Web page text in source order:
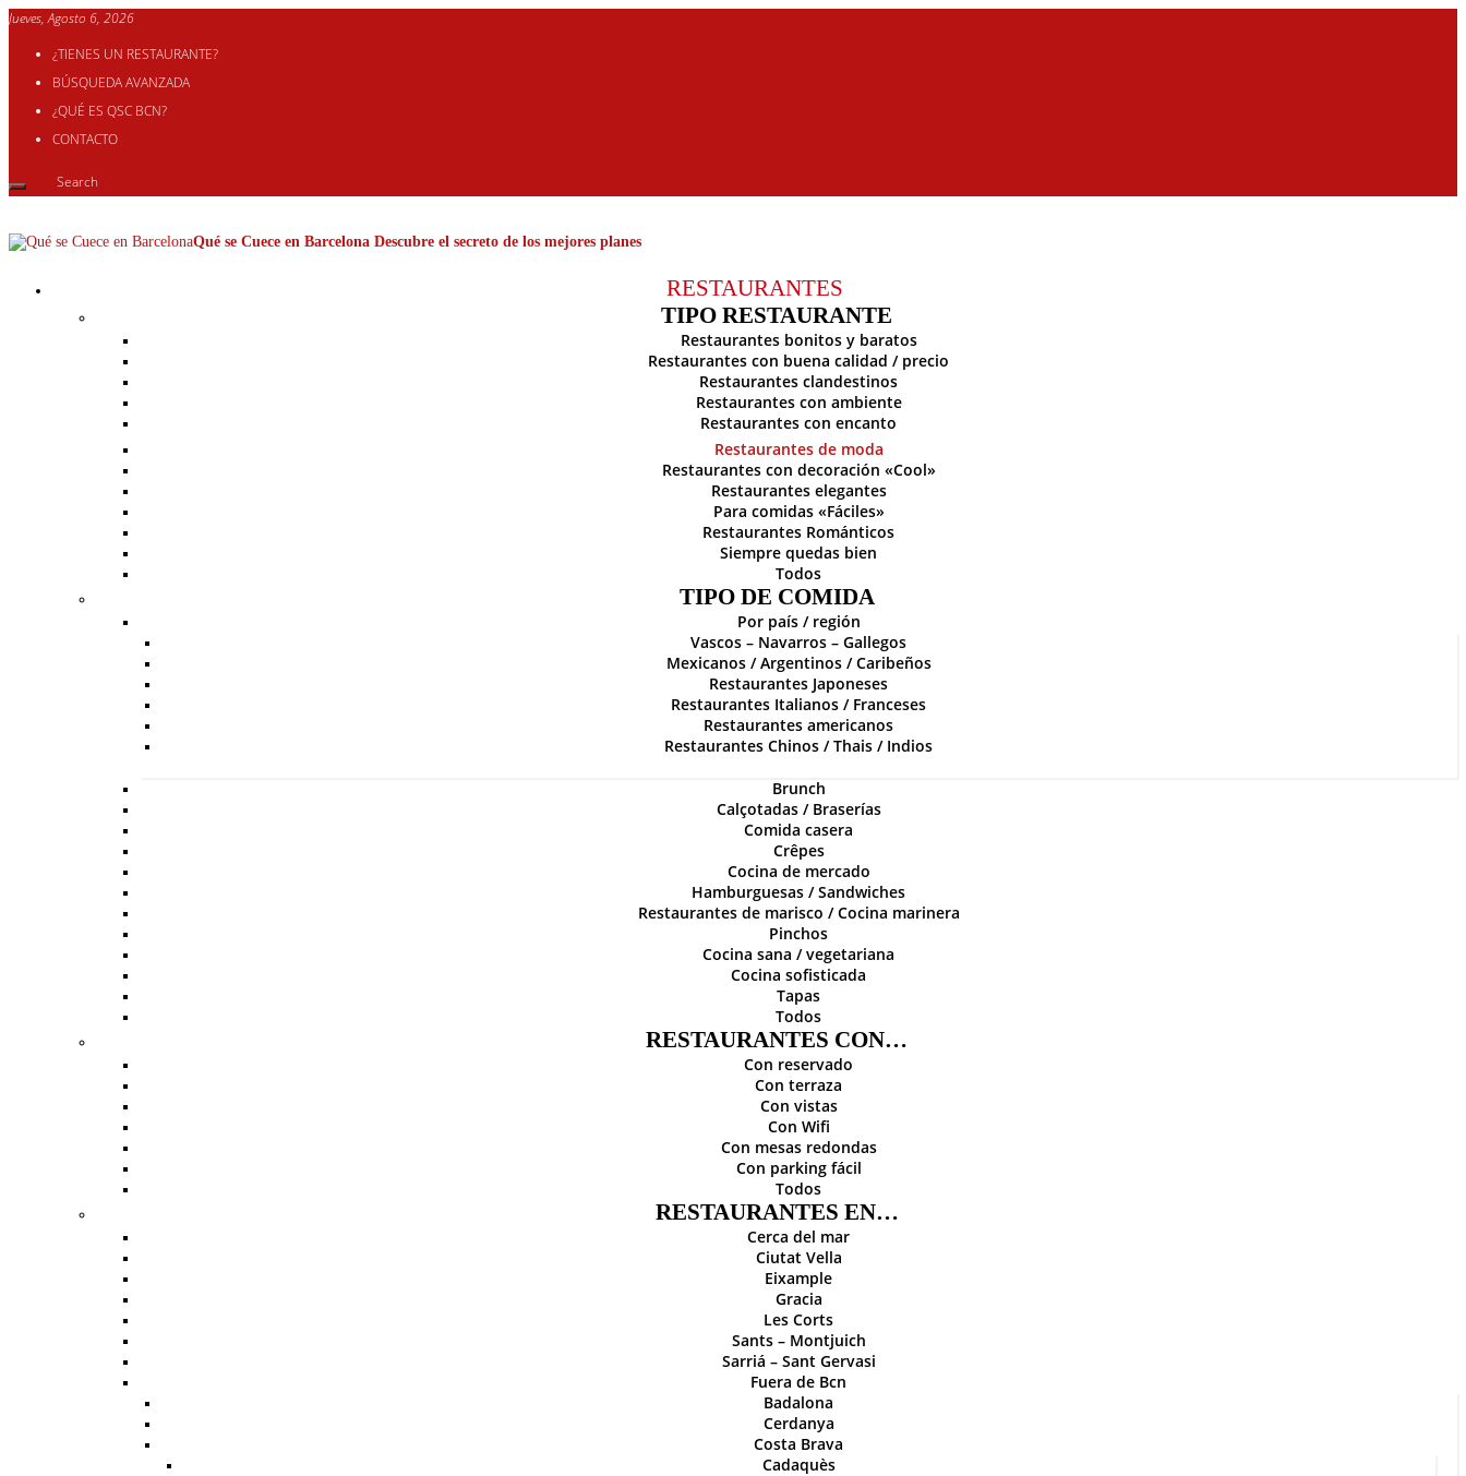
Jueves, Agosto 6, 2026
¿TIENES UN RESTAURANTE?
BÚSQUEDA AVANZADA
¿QUÉ ES QSC BCN?
CONTACTO
Qué se Cuece en Barcelona Descubre el secreto de los mejores planes
RESTAURANTES
TIPO RESTAURANTE
Restaurantes bonitos y baratos
Restaurantes con buena calidad / precio
Restaurantes clandestinos
Restaurantes con ambiente
Restaurantes con encanto
Restaurantes de moda
Restaurantes con decoración «Cool»
Restaurantes elegantes
Para comidas «Fáciles»
Restaurantes Románticos
Siempre quedas bien
Todos
TIPO DE COMIDA
Por país / región
Vascos – Navarros – Gallegos
Mexicanos / Argentinos / Caribeños
Restaurantes Japoneses
Restaurantes Italianos / Franceses
Restaurantes americanos
Restaurantes Chinos / Thais / Indios
Brunch
Calçotadas / Braserías
Comida casera
Crêpes
Cocina de mercado
Hamburguesas / Sandwiches
Restaurantes de marisco / Cocina marinera
Pinchos
Cocina sana / vegetariana
Cocina sofisticada
Tapas
Todos
RESTAURANTES CON…
Con reservado
Con terraza
Con vistas
Con Wifi
Con mesas redondas
Con parking fácil
Todos
RESTAURANTES EN…
Cerca del mar
Ciutat Vella
Eixample
Gracia
Les Corts
Sants – Montjuich
Sarriá – Sant Gervasi
Fuera de Bcn
Badalona
Cerdanya
Costa Brava
Cadaquès